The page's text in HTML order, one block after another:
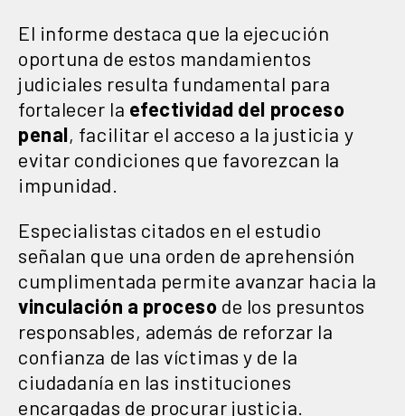
El informe destaca que la ejecución
oportuna de estos mandamientos
judiciales resulta fundamental para
fortalecer la efectividad del proceso
penal, facilitar el acceso a la justicia y
evitar condiciones que favorezcan la
impunidad.
Especialistas citados en el estudio
señalan que una orden de aprehensión
cumplimentada permite avanzar hacia la
vinculación a proceso de los presuntos
responsables, además de reforzar la
confianza de las víctimas y de la
ciudadanía en las instituciones
encargadas de procurar justicia.